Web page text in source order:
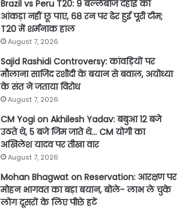
Brazil vs Peru T20: 9 बल्लेबाज दहाई का
आंकड़ा नहीं छू पाए, 68 रन पर ढेर हुई पूरी टीम;
T20 में शर्मनाक हाल
August 7, 2026
Sajid Rashidi Controversy: कांवड़ियों पर
मौलाना साजिद रशीदी के बयान से बवाल, अयोध्या
के संत ने जताया विरोध
August 7, 2026
CM Yogi on Akhilesh Yadav: बबुआ 12 बजे
उठते थे, 5 बजे जिम जाते थे… CM योगी का
अखिलेश यादव पर तीखा वार
August 7, 2026
Mohan Bhagwat on Reservation: आरक्षण पर
मोहन भागवत का बड़ा बयान, बोले- लाभ ले चुके
लोग दूसरों के लिए पीछे हटें